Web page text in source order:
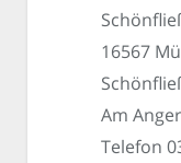
16567
Am
Telefon